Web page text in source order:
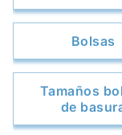
Bolsas
Tamaños
de